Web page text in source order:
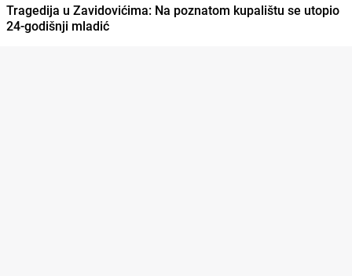
Tragedija u Zavidovićima: Na poznatom kupalištu se utopio
24-godišnji mladić